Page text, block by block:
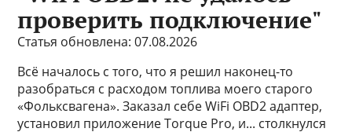
проверить подключение"
Статья обновлена: 07.08.2026
Всё началось с того, что я решил наконец-то
разобраться с расходом топлива моего старого
«Фольксвагена». Заказал себе WiFi OBD2 адаптер,
установил приложение Torque Pro, и... столкнулся